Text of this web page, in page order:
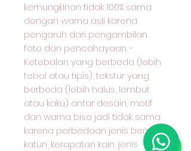
kemungkinan tidak 100% sama
dengan warna asli karena
pengaruh dari pengambilan
foto dan pencahayaan. -
Ketebalan yang berbeda (lebih
tebal atau tipis), tekstur yang
berbeda (lebih halus, lembut
atau kaku) antar desain, motif
dan warna bisa jadi tidak sama
karena perbedaan jenis benang
katun, kerapatan kain, jenis